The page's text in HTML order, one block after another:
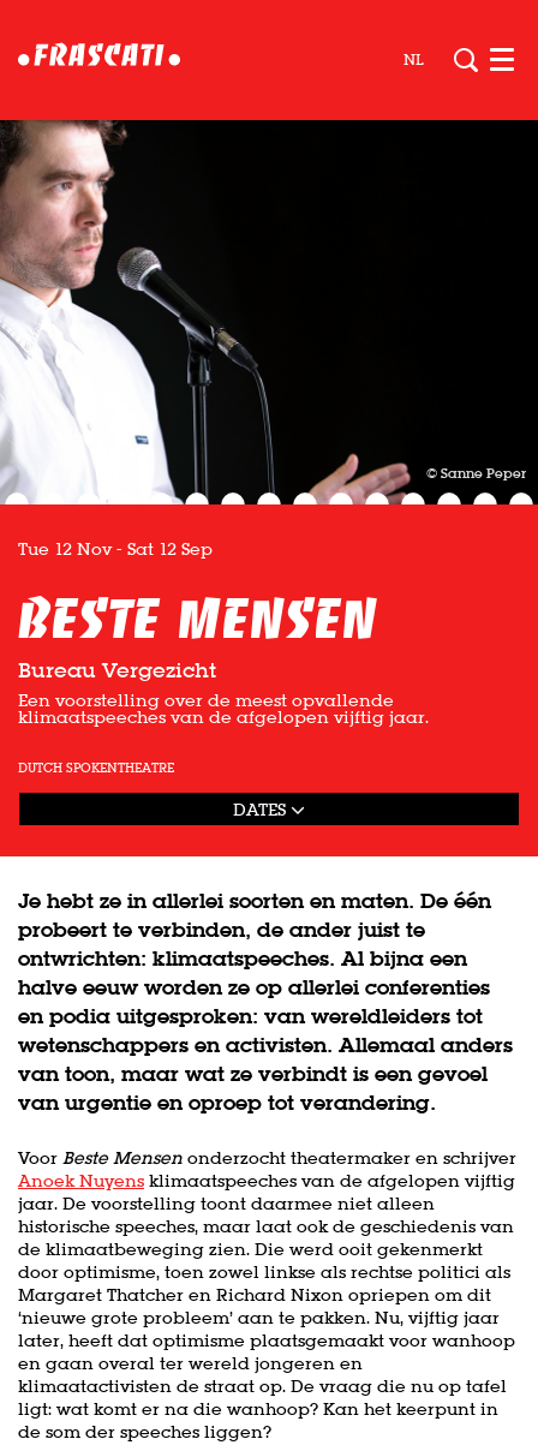
NL
© Sanne Peper
Beste Mensen
Bureau Vergezicht
Tue 12 Nov- Sat 12 Sep
Een voorstelling over de meest opvallende
klimaatspeeches van de afgelopen vijftig jaar.
DUTCH SPOKENTHEATRE
DATES
Je hebt ze in allerlei soorten en maten. De één
probeert te verbinden, de ander juist te
ontwrichten: klimaatspeeches. Al bijna een
halve eeuw worden ze op allerlei conferenties
en podia uitgesproken: van wereldleiders tot
wetenschappers en activisten. Allemaal anders
van toon, maar wat ze verbindt is een gevoel
van urgentie en oproep tot verandering.
Voor Beste Mensen onderzocht theatermaker en schrijver
Anoek Nuyens klimaatspeeches van de afgelopen vijftig
jaar. De voorstelling toont daarmee niet alleen
historische speeches, maar laat ook de geschiedenis van
de klimaatbeweging zien. Die werd ooit gekenmerkt
door optimisme, toen zowel linkse als rechtse politici als
Margaret Thatcher en Richard Nixon opriepen om dit
‘nieuwe grote probleem’ aan te pakken. Nu, vijftig jaar
later, heeft dat optimisme plaatsgemaakt voor wanhoop
en gaan overal ter wereld jongeren en
klimaatactivisten de straat op. De vraag die nu op tafel
ligt: wat komt er na die wanhoop? Kan het keerpunt in
de som der speeches liggen?